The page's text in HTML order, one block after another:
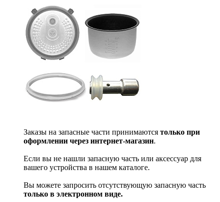
Заказы на запасные части принимаются только при
оформлении через интернет-магазин.
Если вы не нашли запасную часть или аксессуар для
вашего устройства в нашем каталоге.
Вы можете запросить отсутствующую запасную часть
только в электронном виде.